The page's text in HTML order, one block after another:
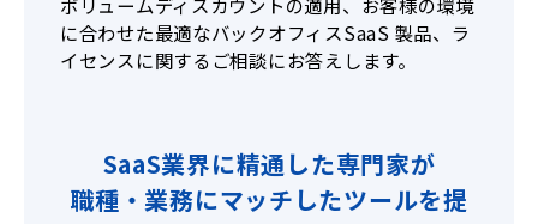
に合わせた最適なバックオフィスSaaS 製品、ラ
イセンスに関するご相談にお答えします。
SaaS業界に精通した専門家が
職種・業務にマッチしたツールを提